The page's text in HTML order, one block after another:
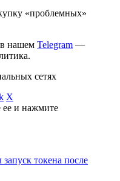
«проблемных»
нашем Telegram —
сетях
X
и нажмите
токена после